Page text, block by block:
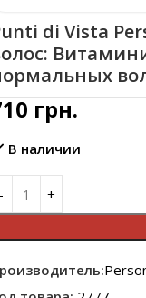
di Vista
грн.
В наличии